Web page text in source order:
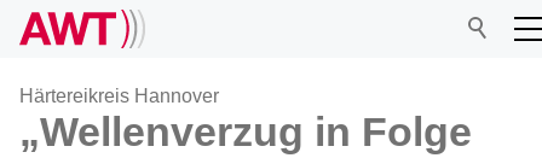
Härtereikreis Hannover
„Wellenverzug in Folge